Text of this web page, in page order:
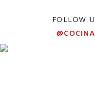
FOLLOW